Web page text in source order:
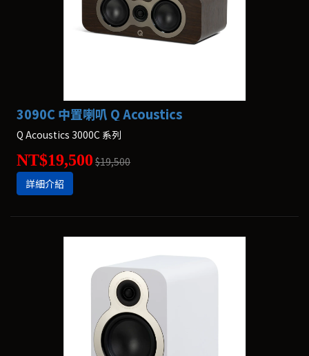
3090C 中置喇叭 Q Acoustics
Q Acoustics 3000C 系列
NT$19,500 $19,500
詳細介紹